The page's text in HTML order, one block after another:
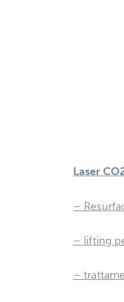
Laser
–
– lifting
–